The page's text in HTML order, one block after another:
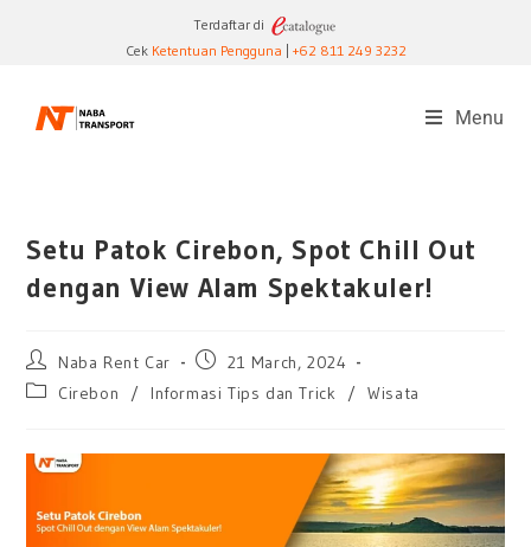
Terdaftar di
CekKetentuan Pengguna +62 811 249 3232
Menu
Setu Patok Cirebon, Spot Chill Out
dengan View Alam Spektakuler!
Naba Rent Car
21 March, 2024
Cirebon
/ Informasi Tips dan Trick / Wisata